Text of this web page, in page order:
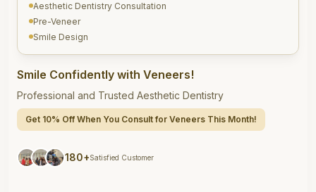
Aesthetic Dentistry Consultation
Pre-Veneer
Smile Design
Smile Confidently with Veneers!
Professional and Trusted Aesthetic Dentistry
Get 10% Off When You Consult for Veneers This Month!
180+Satisfied Customer